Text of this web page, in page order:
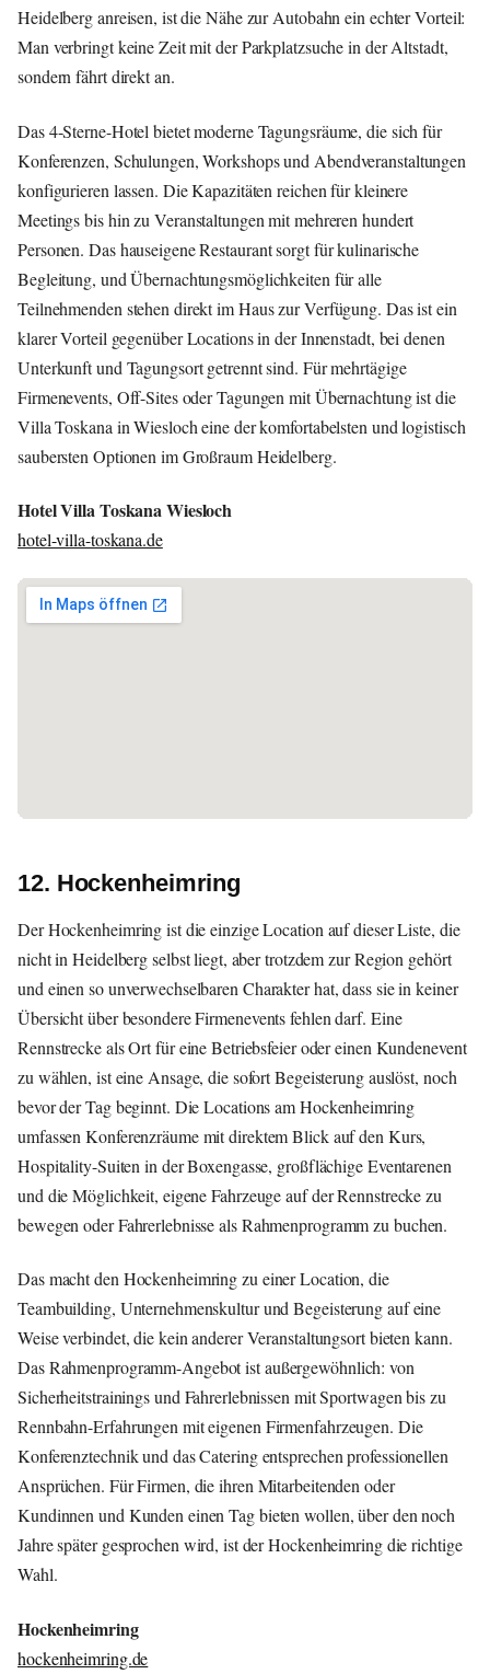
Heidelberg anreisen, ist die Nähe zur Autobahn ein echter Vorteil:
Man verbringt keine Zeit mit der Parkplatzsuche in der Altstadt,
sondern fährt direkt an.
Das 4-Sterne-Hotel bietet moderne Tagungsräume, die sich für
Konferenzen, Schulungen, Workshops und Abendveranstaltungen
konfigurieren lassen. Die Kapazitäten reichen für kleinere
Meetings bis hin zu Veranstaltungen mit mehreren hundert
Personen. Das hauseigene Restaurant sorgt für kulinarische
Begleitung, und Übernachtungsmöglichkeiten für alle
Teilnehmenden stehen direkt im Haus zur Verfügung. Das ist ein
klarer Vorteil gegenüber Locations in der Innenstadt, bei denen
Unterkunft und Tagungsort getrennt sind. Für mehrtägige
Firmenevents, Off-Sites oder Tagungen mit Übernachtung ist die
Villa Toskana in Wiesloch eine der komfortabelsten und logistisch
saubersten Optionen im Großraum Heidelberg.
Hotel Villa Toskana Wiesloch
hotel-villa-toskana.de
12. Hockenheimring
Der Hockenheimring ist die einzige Location auf dieser Liste, die
nicht in Heidelberg selbst liegt, aber trotzdem zur Region gehört
und einen so unverwechselbaren Charakter hat, dass sie in keiner
Übersicht über besondere Firmenevents fehlen darf. Eine
Rennstrecke als Ort für eine Betriebsfeier oder einen Kundenevent
zu wählen, ist eine Ansage, die sofort Begeisterung auslöst, noch
bevor der Tag beginnt. Die Locations am Hockenheimring
umfassen Konferenzräume mit direktem Blick auf den Kurs,
Hospitality-Suiten in der Boxengasse, großflächige Eventarenen
und die Möglichkeit, eigene Fahrzeuge auf der Rennstrecke zu
bewegen oder Fahrerlebnisse als Rahmenprogramm zu buchen.
Das macht den Hockenheimring zu einer Location, die
Teambuilding, Unternehmenskultur und Begeisterung auf eine
Weise verbindet, die kein anderer Veranstaltungsort bieten kann.
Das Rahmenprogramm-Angebot ist außergewöhnlich: von
Sicherheitstrainings und Fahrerlebnissen mit Sportwagen bis zu
Rennbahn-Erfahrungen mit eigenen Firmenfahrzeugen. Die
Konferenztechnik und das Catering entsprechen professionellen
Ansprüchen. Für Firmen, die ihren Mitarbeitenden oder
Kundinnen und Kunden einen Tag bieten wollen, über den noch
Jahre später gesprochen wird, ist der Hockenheimring die richtige
Wahl.
Hockenheimring
hockenheimring.de